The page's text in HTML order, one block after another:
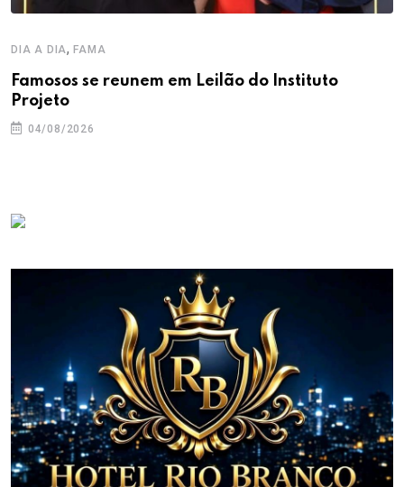
DIA A DIA,FAMA
Famosos se reunem em Leilão do Instituto
Projeto
04/08/2026